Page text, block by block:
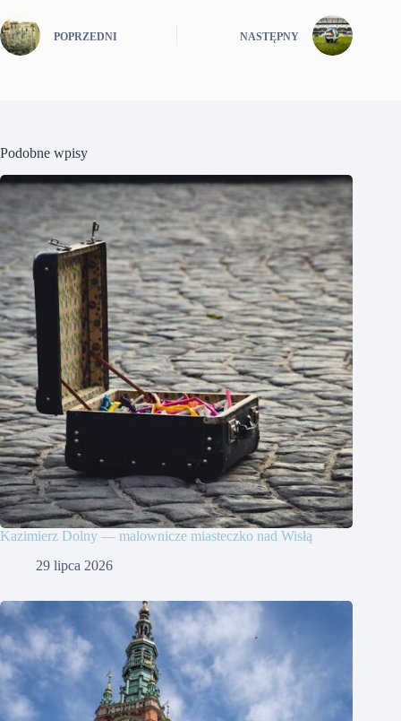
POPRZEDNI NASTĘPNY
Podobne wpisy
Kazimierz Dolny — malownicze miasteczko nad Wisłą
29 lipca 2026